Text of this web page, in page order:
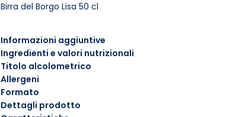
Birra del Borgo Lisa 50 cl
Informazioni aggiuntive
Ingredienti e valori nutrizionali
Titolo alcolometrico
Allergeni
Formato
Dettagli prodotto